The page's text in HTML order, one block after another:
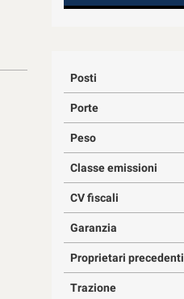
Posti
Porte
Peso
Classe emissioni
CV fiscali
Garanzia
Proprietari precedenti
Trazione